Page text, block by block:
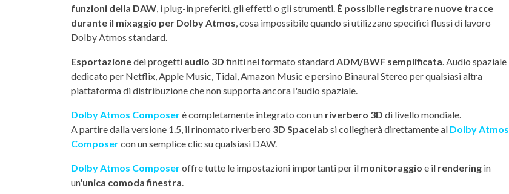
funzioni della DAW, i plug-in preferiti, gli effetti o gli strumenti. È possibile registrare nuove tracce
durante il mixaggio per Dolby Atmos, cosa impossibile quando si utilizzano specifici flussi di lavoro
Dolby Atmos standard.
Esportazionedei progetti audio 3D finiti nel formato standardADM/BWF semplificata. Audio spaziale
dedicato per Netflix, Apple Music, Tidal, Amazon Music e persino Binaural Stereo per qualsiasi altra
piattaforma di distribuzione che non supporta ancora l'audio spaziale.
Dolby Atmos Composerè completamente integrato con un riverbero 3D di livello mondiale.
A partire dalla versione 1.5, il rinomato riverbero 3D Spacelab si collegherà direttamente al Dolby Atmos
Composercon un semplice clic su qualsiasi DAW.
Dolby Atmos Composeroffre tutte le impostazioni importanti per il monitoraggio e il rendering in
un'unica comoda finestra.